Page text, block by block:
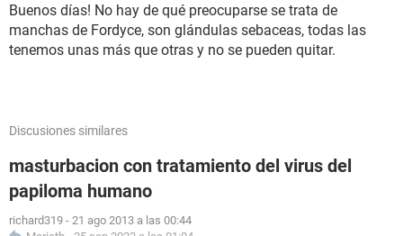
Buenos días! No hay de qué preocuparse se trata de
manchas de Fordyce, son glándulas sebaceas, todas las
tenemos unas más que otras y no se pueden quitar.
Discusiones similares
masturbacion con tratamiento del virus del
papiloma humano
richard319 - 21 ago 2013 a las 00:44